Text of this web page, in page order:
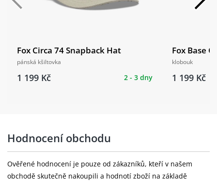
Fox Circa 74 Snapback Hat
pánská kšiltovka
1 199 Kč 2 - 3 dny
Fox Base
klobouk
1 199 Kč
Hodnocení obchodu
Ověřené hodnocení je pouze od zákazníků, kteří v našem
obchodě skutečně nakoupili a hodnotí zboží na základě